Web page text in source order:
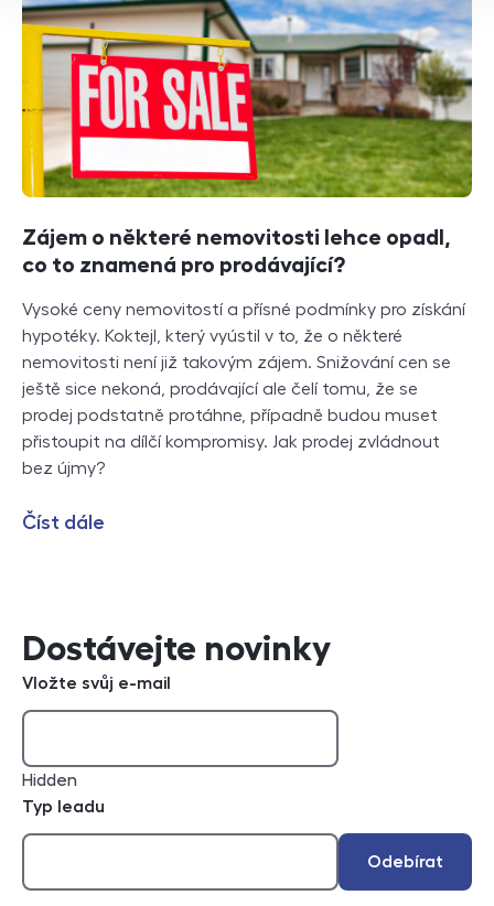
Zájem o některé nemovitosti lehce opadl,
co to znamená pro prodávající?
Vysoké ceny nemovitostí a přísné podmínky pro získání
hypotéky. Koktejl, který vyústil v to, že o některé
nemovitosti není již takovým zájem. Snižování cen se
ještě sice nekoná, prodávající ale čelí tomu, že se
prodej podstatně protáhne, případně budou muset
přistoupit na dílčí kompromisy. Jak prodej zvládnout
bez újmy?
Číst dále
Dostávejte novinky
Vložte svůj e-mail
Hidden
Typ leadu
Odebírat